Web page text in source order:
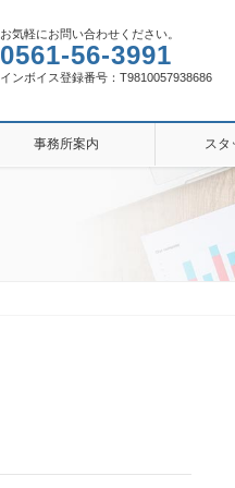
お気軽にお問い合わせください。
0561-56-3991
インボイス登録番号：T9810057938686
事務所案内 スタ